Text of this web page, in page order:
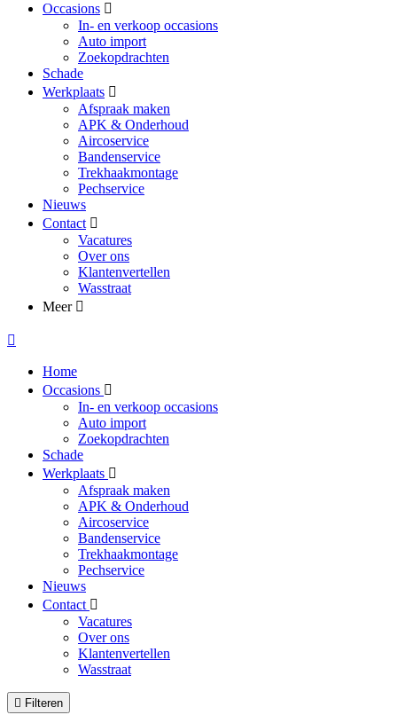
Occasions
In- en verkoop occasions
Auto import
Zoekopdrachten
Schade
Werkplaats
Afspraak maken
APK & Onderhoud
Aircoservice
Bandenservice
Trekhaakmontage
Pechservice
Nieuws
Contact
Vacatures
Over ons
Klantenvertellen
Wasstraat
Meer
Home
Occasions
In- en verkoop occasions
Auto import
Zoekopdrachten
Schade
Werkplaats
Afspraak maken
APK & Onderhoud
Aircoservice
Bandenservice
Trekhaakmontage
Pechservice
Nieuws
Contact
Vacatures
Over ons
Klantenvertellen
Wasstraat
Filteren